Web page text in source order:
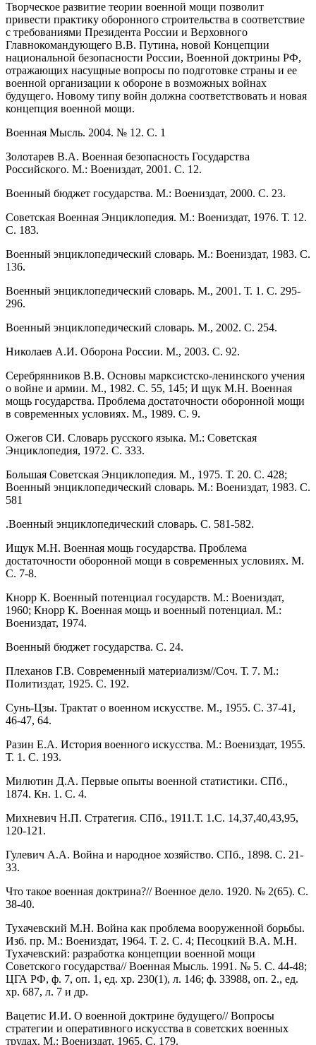
Творческое развитие теории военной мощи позволит
привести практику оборонного строительства в соответствие
с требованиями Президента России и Верховного
Главнокомандующего В.В. Путина, новой Концепции
национальной безопасности России, Военной доктрины РФ,
отражающих насущные вопросы по подготовке страны и ее
военной организации к обороне в возможных войнах
будущего. Новому типу войн должна соответствовать и новая
концепция военной мощи.
Военная Мысль. 2004. № 12. С. 1
Золотарев В.А. Военная безопасность Государства
Российского. М.: Воениздат, 2001. С. 12.
Военный бюджет государства. М.: Воениздат, 2000. С. 23.
Советская Военная Энциклопедия. М.: Воениздат, 1976. Т. 12.
С. 183.
Военный энциклопедический словарь. М.: Воениздат, 1983. С.
136.
Военный энциклопедический словарь. М., 2001. Т. 1. С. 295-
296.
Военный энциклопедический словарь. М., 2002. С. 254.
Николаев А.И. Оборона России. М., 2003. С. 92.
Серебрянников В.В. Основы марксистско-ленинского учения
о войне и армии. М., 1982. С. 55, 145; И щук М.Н. Военная
мощь государства. Проблема достаточности оборонной мощи
в современных условиях. М., 1989. С. 9.
Ожегов СИ. Словарь русского языка. М.: Советская
Энциклопедия, 1972. С. 333.
Большая Советская Энциклопедия. М., 1975. Т. 20. С. 428;
Военный энциклопедический словарь. М.: Воениздат, 1983. С.
581
.Военный энциклопедический словарь. С. 581-582.
Ищук М.Н. Военная мощь государства. Проблема
достаточности оборонной мощи в современных условиях. М.
С. 7-8.
Кнорр К. Военный потенциал государств. М.: Воениздат,
1960; Кнорр К. Военная мощь и военный потенциал. М.:
Воениздат, 1974.
Военный бюджет государства. С. 24.
Плеханов Г.В. Современный материализм//Соч. Т. 7. М.:
Политиздат, 1925. С. 192.
Сунь-Цзы. Трактат о военном искусстве. М., 1955. С. 37-41,
46-47, 64.
Разин Е.А. История военного искусства. М.: Воениздат, 1955.
Т. 1. С. 193.
Милютин Д.А. Первые опыты военной статистики. СПб.,
1874. Кн. 1. С. 4.
Михневич Н.П. Стратегия. СПб., 1911.Т. 1.С. 14,37,40,43,95,
120-121.
Гулевич А.А. Война и народное хозяйство. СПб., 1898. С. 21-
33.
Что такое военная доктрина?// Военное дело. 1920. № 2(65). С.
38-40.
Тухачевский М.Н. Война как проблема вооруженной борьбы.
Изб. пр. М.: Воениздат, 1964. Т. 2. С. 4; Песоцкий В.А. М.Н.
Тухачевский: разработка концепции военной мощи
Советского государства// Военная Мысль. 1991. № 5. С. 44-48;
ЦГА РФ, ф. 7, оп. 1, ед. хр. 230(1), л. 146; ф. 33988, оп. 2., ед.
хр. 687, л. 7 и др.
Вацетис И.И. О военной доктрине будущего// Вопросы
стратегии и оперативного искусства в советских военных
трудах. М.: Воениздат, 1965. С. 179.